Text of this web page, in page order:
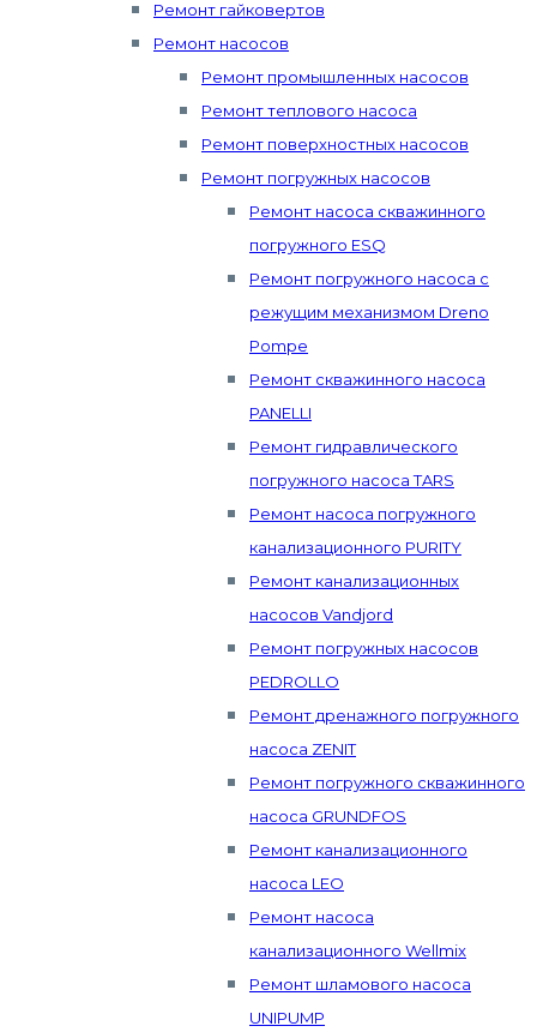
Ремонт гайковертов
Ремонт насосов
Ремонт промышленных насосов
Ремонт теплового насоса
Ремонт поверхностных насосов
Ремонт погружных насосов
Ремонт насоса скважинного
погружного ESQ
Ремонт погружного насоса с
режущим механизмом Dreno
Pompe
Ремонт скважинного насоса
PANELLI
Ремонт гидравлического
погружного насоса TARS
Ремонт насоса погружного
канализационного PURITY
Ремонт канализационных
насосов Vandjord
Ремонт погружных насосов
PEDROLLO
Ремонт дренажного погружного
насоса ZENIT
Ремонт погружного скважинного
насоса GRUNDFOS
Ремонт канализационного
насоса LEO
Ремонт насоса
канализационного Wellmix
Ремонт шламового насоса
UNIPUMP